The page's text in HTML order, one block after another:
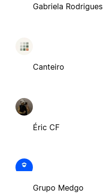
Gabriela Rodrigues
Canteiro
Éric CF
Grupo Medgo